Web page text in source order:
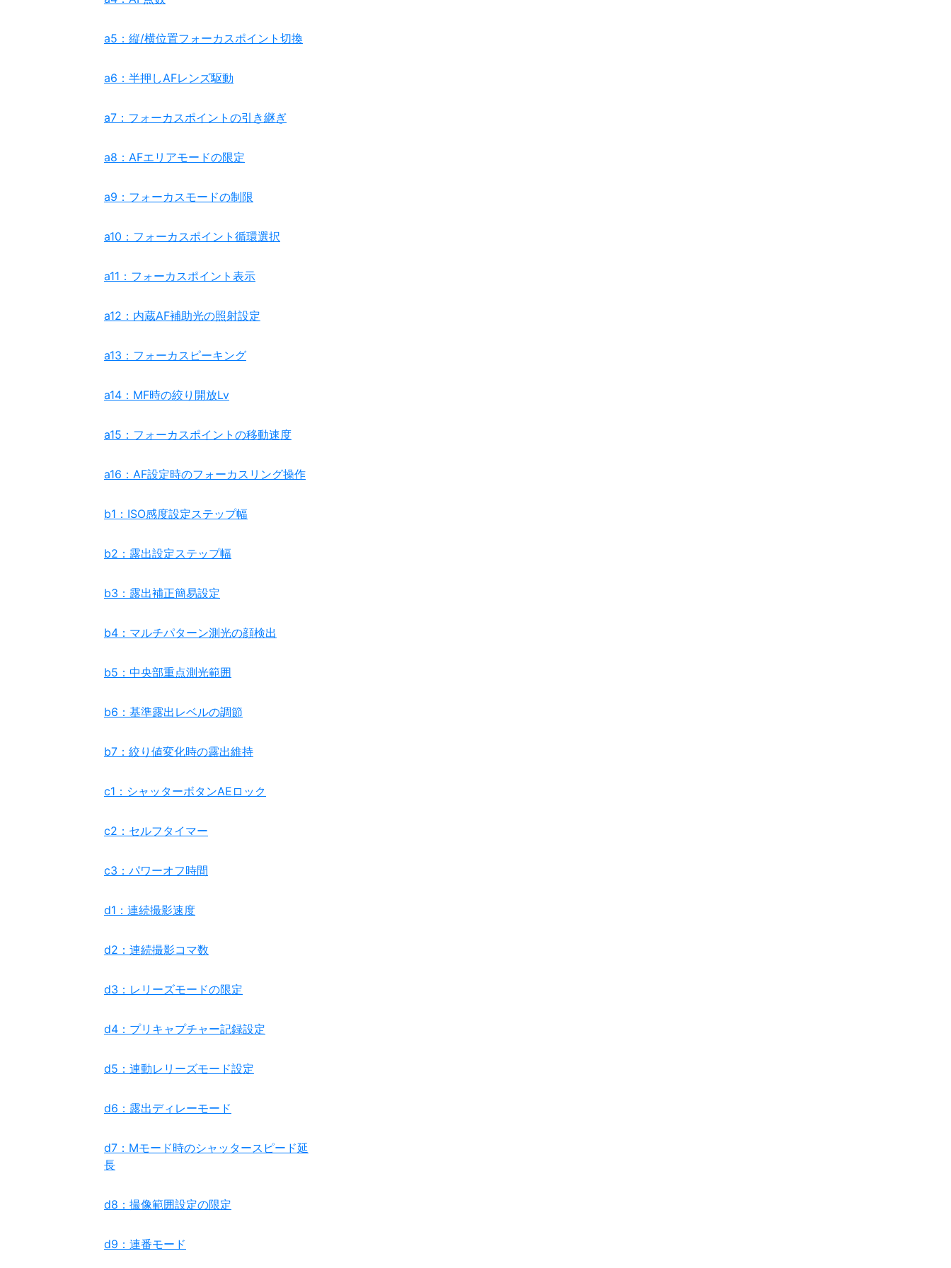
a5：縦/横位置フォーカスポイント切換
a6：半押しAFレンズ駆動
a7：フォーカスポイントの引き継ぎ
a8：AFエリアモードの限定
a9：フォーカスモードの制限
a10：フォーカスポイント循環選択
a11：フォーカスポイント表示
a12：内蔵AF補助光の照射設定
a13：フォーカスピーキング
a14：MF時の絞り開放Lv
a15：フォーカスポイントの移動速度
a16：AF設定時のフォーカスリング操作
b1：ISO感度設定ステップ幅
b2：露出設定ステップ幅
b3：露出補正簡易設定
b4：マルチパターン測光の顔検出
b5：中央部重点測光範囲
b6：基準露出レベルの調節
b7：絞り値変化時の露出維持
c1：シャッターボタンAEロック
c2：セルフタイマー
c3：パワーオフ時間
d1：連続撮影速度
d2：連続撮影コマ数
d3：レリーズモードの限定
d4：プリキャプチャー記録設定
d5：連動レリーズモード設定
d6：露出ディレーモード
d7：Mモード時のシャッタースピード延
長
d8：撮像範囲設定の限定
d9：連番モード